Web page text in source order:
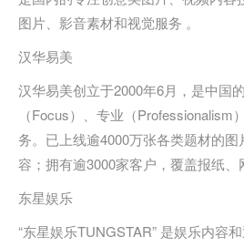
图片、影音素材和视觉服务 。
汉华易美
汉华易美创立于2000年6月，是中国
（Focus）、专业（
务。已上线逾4000万张各类题材的
容；拥有逾3000家客户，覆盖报纸
东星娱乐
“东星娱乐TUNGSTAR” 是娱乐内容